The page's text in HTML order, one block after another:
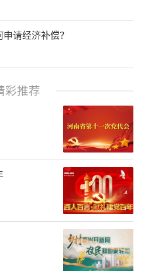
请经济补偿？
彩推荐